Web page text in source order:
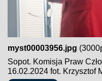
myst00003956.jpg
Sopot. Komisja Praw
16.02.2024 fot. Krzysztof